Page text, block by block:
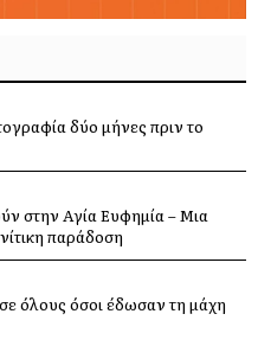
δύο μήνες πριν το
στην Αγία Ευφημία – Μια
παράδοση
όλους όσοι έδωσαν τη μάχη